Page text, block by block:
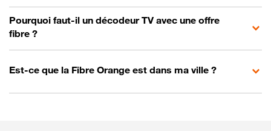
Pourquoi faut-il un décodeur TV avec une offre
fibre ?
Est-ce que la Fibre Orange est dans ma ville ?